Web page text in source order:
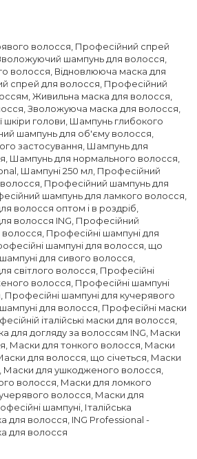
волосся Професійний спрей
шампунь для волосся
волосся Відновлююча маска для
спрей для волосся Професійний
Живильна маска для волосся
Зволожуюча маска для волосся
​​шкіри голови Шампунь глибокого
шампунь для об'єму волосся
застосування Шампунь для
Шампунь для нормального волосся
Шампуні 250 мл Професійний
Професійний шампунь для
шампунь для ламкого волосся
волосся оптом і в роздріб
волосся ING Професійний
волосся Професійні шампуні для
шампуні для волосся, що
для сивого волосся
світлого волосся Професійні
волосся Професійні шампуні
Професійні шампуні для кучерявого
для волосся Професійні маски
італійські маски для волосся
для догляду за волоссям ING Маски
Маски для тонкого волосся Маски
для волосся, що січеться Маски
Маски для ушкодженого волосся
волосся Маски для ломкого
волосся Маски для
шампуні Італійська
для волосся ING Professional -
для волосся